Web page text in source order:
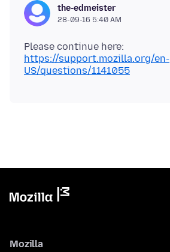
the-edmeister
28-09-16 5:40 AM
https://support.mozilla.org/en-
US/questions/1141055
Mozilla